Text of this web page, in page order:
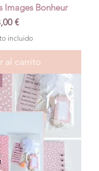
Images Bonheur
€
incluido
al carrito